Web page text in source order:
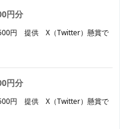
円分
円 提供 X（Twitter）懸賞で
円分
円 提供 X（Twitter）懸賞で